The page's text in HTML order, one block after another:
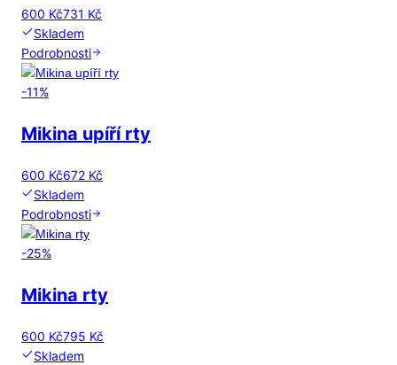
600 Kč731 Kč
Skladem
Podrobnosti
-11%
Mikina upíří rty
600 Kč672 Kč
Skladem
Podrobnosti
-25%
Mikina rty
600 Kč795 Kč
Skladem